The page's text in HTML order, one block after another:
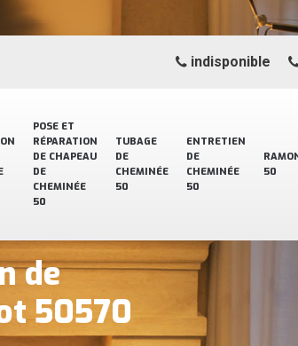
POSE ET
RÉPARATION
DE CHAPEAU
DE
CHEMINÉE
50
TUBAGE
DE
CHEMINÉE
50
ENTRETIEN
DE
CHEMINÉE
50
50
indisponible
de
50570